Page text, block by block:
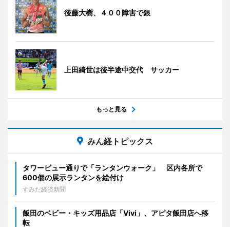
後藤大樹、４００障害で銀
上田綺世は後半途中交代 サッカー
もっと見る
みん経トピックス
タワービュー通りで「ランタンウォーク」 区内各所で
600個の展示ランタンを絵付け
すみだ経済新聞
飯田のベビー・キッズ用品店「Vivi」、アピタ飯田店へ移
転